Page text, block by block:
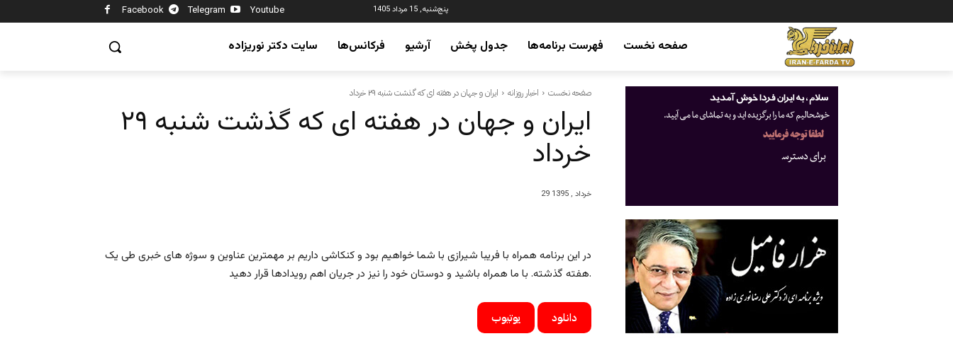
Facebook Telegram Youtube پنج‌شنبه, 15 مرداد 1405
صفحه نخست فهرست برنامه‌ها جدول پخش آرشیو فرکانس‌ها سایت دکتر نوریزاده
صفحه نخست اخبار روزانه ایران و جهان در هفته ای که گذشت شنبه ۲۹ خرداد
ایران و جهان در هفته ای که گذشت شنبه ۲۹
خرداد
29 خرداد , 1395
در این برنامه همراه با فریبا شیرازی با شما خواهیم بود و کنکاشی داریم بر مهمترین عناوین و سوژه های خبری طی یک
هفته گذشته. با ما همراه باشید و دوستان خود را نیز در جریان اهم رویدادها قرار دهید.
یوتیوب دانلود